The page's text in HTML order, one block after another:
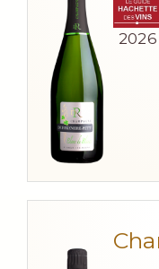
2026